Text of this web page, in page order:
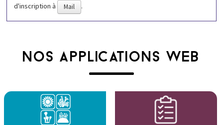
d'inscription à
Mail .
NOS APPLICATIONS WEB